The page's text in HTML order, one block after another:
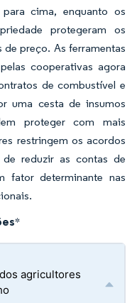
cima, enquanto os
protegeram os
preço. As ferramentas
cooperativas agora
de combustível e
uma cesta de insumos
proteger com mais
restringem os acordos
reduzir as contas de
fator determinante nas
*
agricultores